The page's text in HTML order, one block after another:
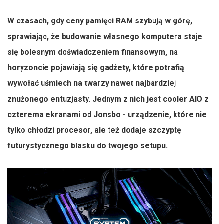
W czasach, gdy ceny pamięci RAM szybują w górę,
sprawiając, że budowanie własnego komputera staje
się bolesnym doświadczeniem finansowym, na
horyzoncie pojawiają się gadżety, które potrafią
wywołać uśmiech na twarzy nawet najbardziej
znużonego entuzjasty. Jednym z nich jest cooler AIO z
czterema ekranami od Jonsbo - urządzenie, które nie
tylko chłodzi procesor, ale też dodaje szczyptę
futurystycznego blasku do twojego setupu.